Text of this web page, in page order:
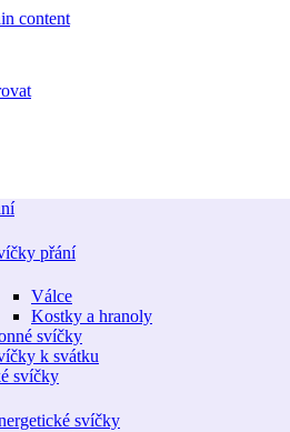
content
přání
Válce
Kostky a hranoly
svíčky
k svátku
svíčky
svíčky